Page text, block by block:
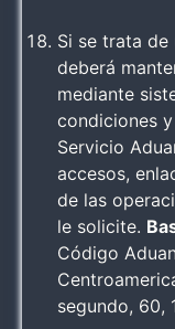
Si se trata
deberá
mediante
condiciones
Servicio
accesos,
de las
le solicite.
Código
segundo, 60,